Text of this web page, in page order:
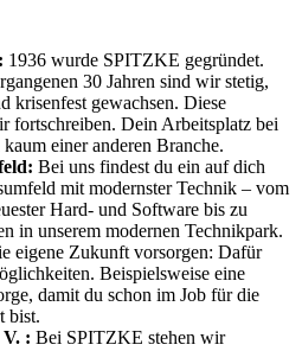
1936 wurde SPITZKE gegründet.
30 Jahren sind wir stetig,
krisenfest gewachsen. Diese
Dein Arbeitsplatz bei
einer anderen Branche.
Bei uns findest du ein auf dich
mit modernster Technik – vom
Hard- und Software bis zu
in unserem modernen Technikpark.
eigene Zukunft vorsorgen: Dafür
Beispielsweise eine
damit du schon im Job für die
bist.
: Bei SPITZKE stehen wir